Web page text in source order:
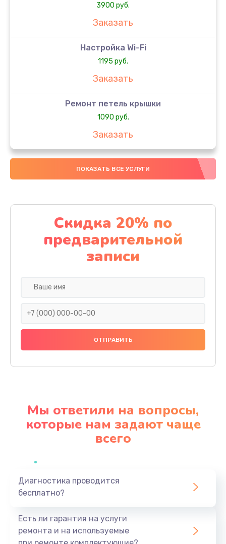
3900 руб.
Заказать
Настройка Wi-Fi
1195 руб.
Заказать
Ремонт петель крышки
1090 руб.
Заказать
Замена вебкамеры
1495 руб.
Установка драйверов
1000 руб.
Заказать
Ремонт цепей питания
2500 руб.
Заказать
Ремонт разъема питания
Заказать
ПОКАЗАТЬ ВСЕ УСЛУГИ
Скидка 20% по
предварительной
записи
Мы ответили на вопросы,
которые нам задают чаще
всего
Диагностика проводится
бесплатно?
Есть ли гарантия на услуги
ремонта и на используемые